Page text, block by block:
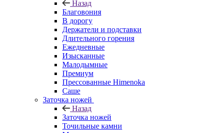
Назад
Благовония
В дорогу
Держатели и подставки
Длительного горения
Ежедневные
Изысканные
Малодымные
Премиум
Прессованные Himenoka
Саше
Заточка ножей
Назад
Заточка ножей
Точильные камни